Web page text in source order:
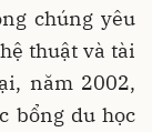
chúng yêu
thuật và tài
năm 2002,
bổng du học